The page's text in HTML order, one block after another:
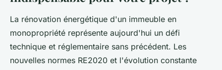
La rénovation énergétique d'un immeuble en
monopropriété représente aujourd'hui un défi
technique et réglementaire sans précédent. Les
nouvelles normes RE2020 et l'évolution constante